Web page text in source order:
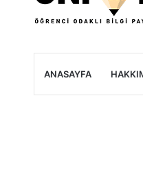
ANASAYFA